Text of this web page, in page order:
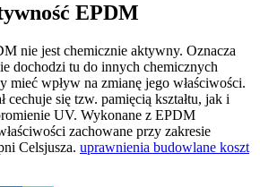
EPDM
nie jest chemicznie aktywny. Oznacza
dochodzi tu do innych chemicznych
mieć wpływ na zmianę jego właściwości.
cechuje się tzw. pamięcią kształtu, jak i
UV. Wykonane z EPDM
zachowane przy zakresie
Celsjusza. uprawnienia budowlane koszt